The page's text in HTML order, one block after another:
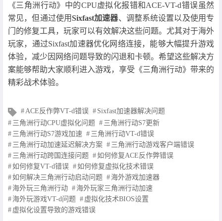
《三角洲行动》中的CPU虚拟化报错和ACE-VT-d错误虽然
常见，但通过使用Sixfast加速器、调整系统设置以及使用专
门的修复工具，玩家可以有效解决这些问题。尤其对于海外
玩家，通过Sixfast加速器优化网络连接，能够大幅提升游戏
体验，减少因网络问题导致的闪退和卡顿。希望这些解决方
案能够帮助大家顺利进入游戏，享受《三角洲行动》带来的
精彩战术体验。
文
章
标
签
ACE反作弊VT-d错误
Sixfast加速器解决问题
三角洲行动CPU虚拟化问题
三角洲行动S7更新
三角洲行动S7游戏加速
三角洲行动VT-d错误
三角洲行动加速延迟解决方案
三角洲行动游戏客户端错误
三角洲行动跨国连接问题
如何修复ACE反作弊错误
如何修复VT-d错误
如何修复虚拟化技术错误
如何解决三角洲行动启动问题
海外游戏加速器
海外玩三角洲行动
海外玩家三角洲行动加速
海外玩游戏VT-d问题
虚拟化技术BIOS设置
虚拟化设置导致的游戏错误